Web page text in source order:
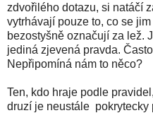
zdvořilého dotazu, si natáčí
vytrhávají pouze to, co se
bezostyšně označují za lež.
jediná zjevená pravda.
Nepřipomíná nám to něco?
Ten, kdo hraje podle
druzí je neustále